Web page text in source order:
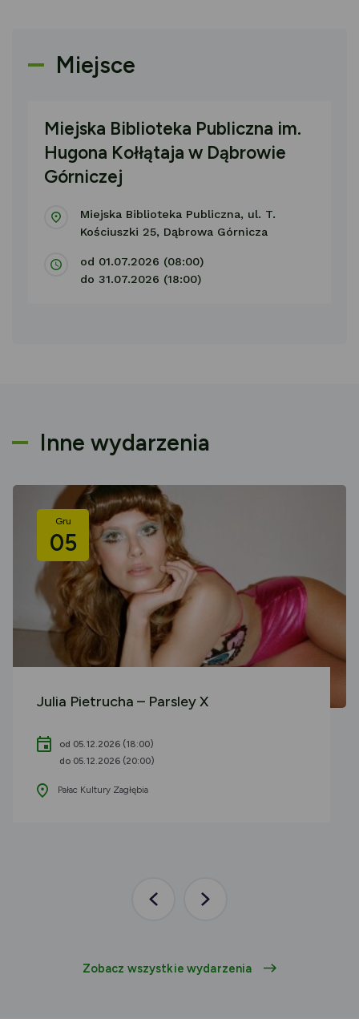
Miejsce
Miejska Biblioteka Publiczna im.
Hugona Kołłątaja w Dąbrowie
Górniczej
Miejska Biblioteka Publiczna, ul. T.
Kościuszki 25, Dąbrowa Górnicza
od 01.07.2026 (08:00)
do 31.07.2026 (18:00)
Inne wydarzenia
Gru
05
Julia Pietrucha – Parsley X
od 05.12.2026 (18:00)
do 05.12.2026 (20:00)
Pałac Kultury Zagłębia
PoprzedniaNastępna
Zobacz wszystkie wydarzenia